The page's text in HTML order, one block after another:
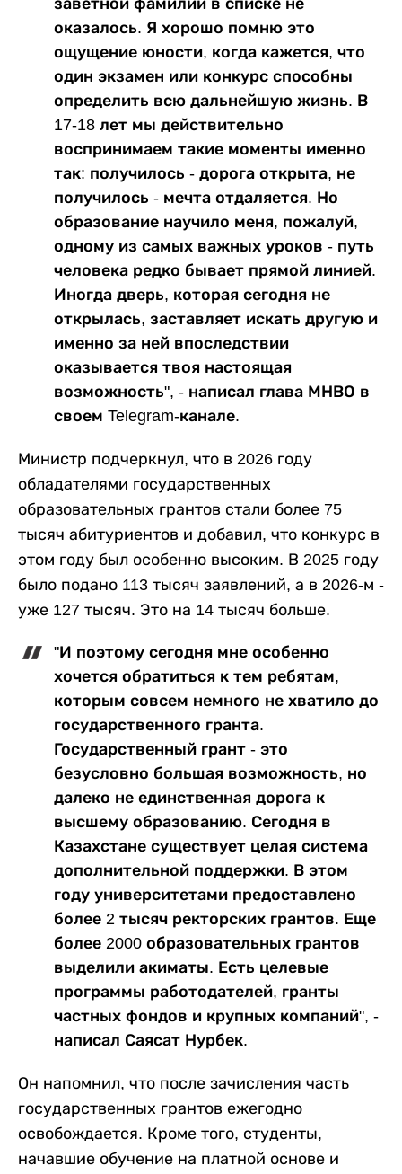
заветной фамилии в списке не
оказалось. Я хорошо помню это
ощущение юности, когда кажется, что
один экзамен или конкурс способны
определить всю дальнейшую жизнь. В
17-18 лет мы действительно
воспринимаем такие моменты именно
так: получилось - дорога открыта, не
получилось - мечта отдаляется. Но
образование научило меня, пожалуй,
одному из самых важных уроков - путь
человека редко бывает прямой линией.
Иногда дверь, которая сегодня не
открылась, заставляет искать другую и
именно за ней впоследствии
оказывается твоя настоящая
возможность", - написал глава МНВО в
своем Telegram-канале.
Министр подчеркнул, что в 2026 году
обладателями государственных
образовательных грантов стали более 75
тысяч абитуриентов и добавил, что конкурс в
этом году был особенно высоким. В 2025 году
было подано 113 тысяч заявлений, а в 2026-м -
уже 127 тысяч. Это на 14 тысяч больше.
"И поэтому сегодня мне особенно
хочется обратиться к тем ребятам,
которым совсем немного не хватило до
государственного гранта.
Государственный грант - это
безусловно большая возможность, но
далеко не единственная дорога к
высшему образованию. Сегодня в
Казахстане существует целая система
дополнительной поддержки. В этом
году университетами предоставлено
более 2 тысяч ректорских грантов. Еще
более 2000 образовательных грантов
выделили акиматы. Есть целевые
программы работодателей, гранты
частных фондов и крупных компаний", -
написал Саясат Нурбек.
Он напомнил, что после зачисления часть
государственных грантов ежегодно
освобождается. Кроме того, студенты,
начавшие обучение на платной основе и